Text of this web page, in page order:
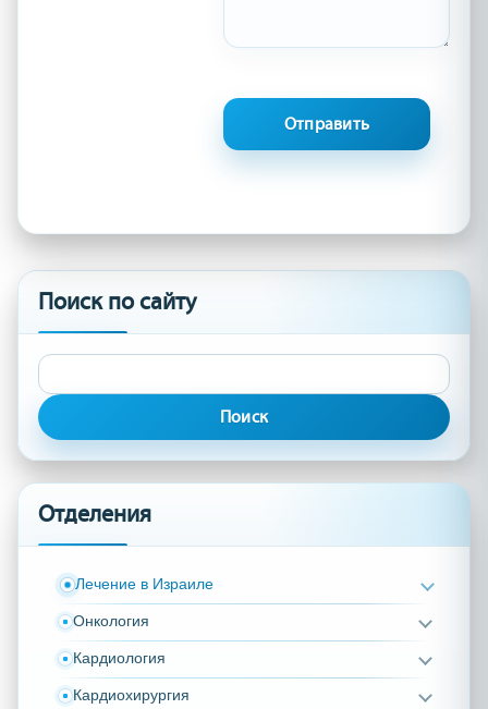
Поиск по сайту
Найти:
Отделения
Лечение в Израиле
Онкология
Кардиология
Кардиохирургия